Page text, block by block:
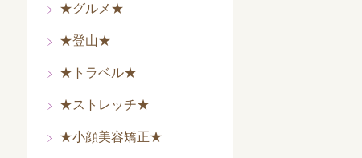
★グルメ★
★登山★
★トラベル★
★ストレッチ★
★小顔美容矯正★